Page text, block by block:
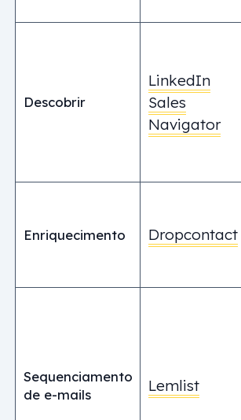
Descobrir
LinkedIn
Sales
Navigator
Enriquecimento Dropcontact
Sequenciamento
de e-mails
Lemlist